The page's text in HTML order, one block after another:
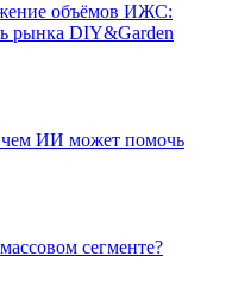
объёмов ИЖС:
рынка DIY&Garden
чем ИИ может помочь
сегменте?